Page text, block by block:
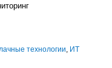
технологии ИТ